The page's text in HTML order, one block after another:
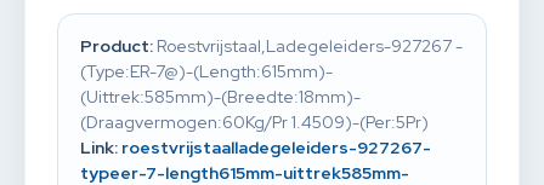
Product: Roestvrijstaal,Ladegeleiders-927267 -
(Type:ER-7@)-(Length:615mm)-
(Uittrek:585mm)-(Breedte:18mm)-
(Draagvermogen:60Kg/Pr 1.4509)-(Per:5Pr)
Link: roestvrijstaalladegeleiders-927267-
typeer-7-length615mm-uittrek585mm-